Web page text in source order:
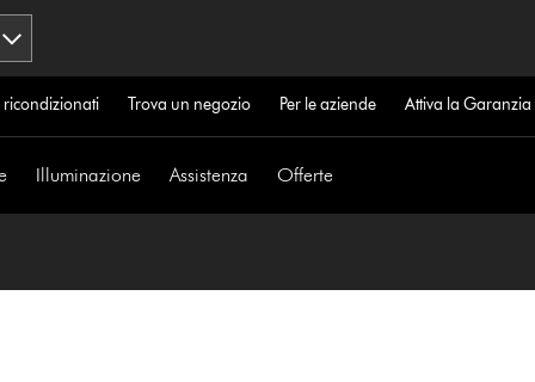
ricondizionati Trova un negozio Per le aziende Attiva la
Illuminazione Assistenza Offerte